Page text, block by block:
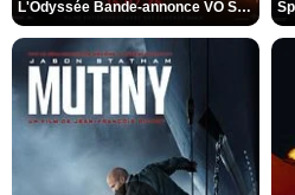
L'Odyssée Bande-annonce VO STFR